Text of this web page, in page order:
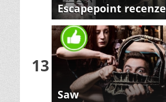
Escapepoint recenze
13
Saw